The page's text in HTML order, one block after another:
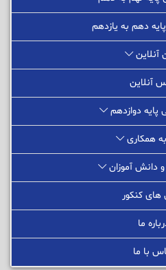
دهم به یازدهم
آنلاین
آنلاین
پایه دوازدهم
همکاری
و دانش آموزان
های کنکور
ما
با ما